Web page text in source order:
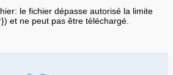
le fichier dépasse autorisé la limite
et ne peut pas être téléchargé.